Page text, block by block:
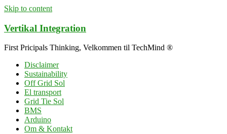
Skip to content
Vertikal Integration
First Pricipals Thinking, Velkommen til TechMind ®
Disclaimer
Sustainability
Off Grid Sol
El transport
Grid Tie Sol
BMS
Arduino
Om & Kontakt